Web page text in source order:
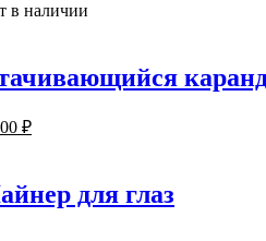
в наличии
₽
для глаз